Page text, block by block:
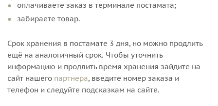
оплачиваете заказ в терминале постамата;
забираете товар.
Срок хранения в постамате 3 дня, но можно продлить
ещё на аналогичный срок. Чтобы уточнить
информацию и продлить время хранения зайдите на
сайт нашего партнера, введите номер заказа и
телефон и следуйте подсказкам на сайте.